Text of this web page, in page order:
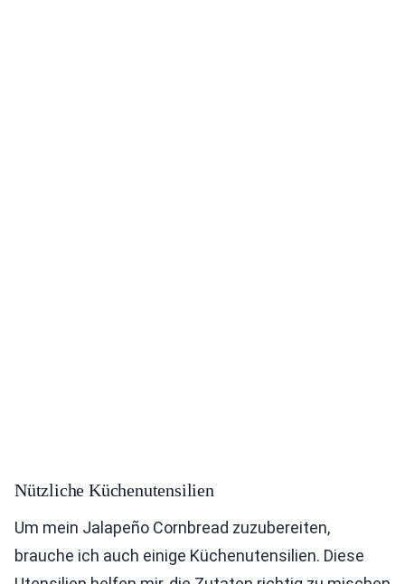
Nützliche Küchenutensilien
Um mein Jalapeño Cornbread zuzubereiten,
brauche ich auch einige Küchenutensilien. Diese